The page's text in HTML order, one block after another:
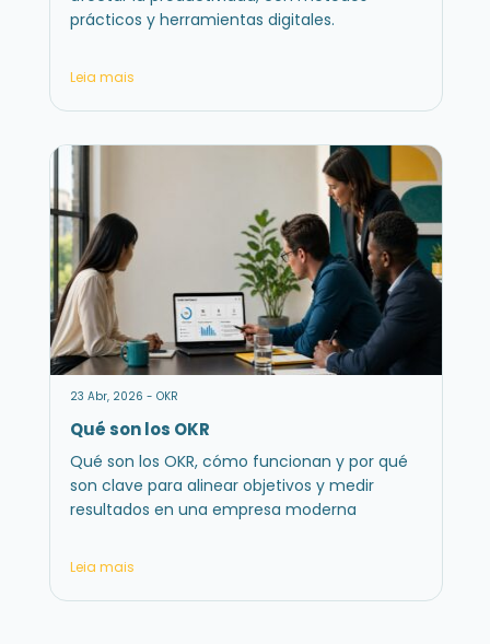
prácticos y herramientas digitales.
Leia mais
23 Abr, 2026 - OKR
Qué son los OKR
Qué son los OKR, cómo funcionan y por qué
son clave para alinear objetivos y medir
resultados en una empresa moderna
Leia mais